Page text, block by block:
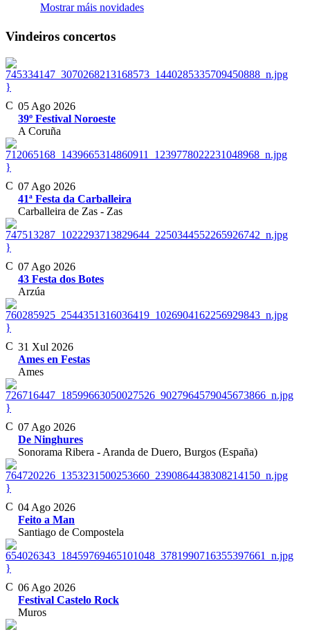
Mostrar máis novidades
Vindeiros concertos
}
05 Ago 2026
39º Festival Noroeste
A Coruña
}
07 Ago 2026
41ª Festa da Carballeira
Carballeira de Zas - Zas
}
07 Ago 2026
43 Festa dos Botes
Arzúa
}
31 Xul 2026
Ames en Festas
Ames
}
07 Ago 2026
De Ninghures
Sonorama Ribera - Aranda de Duero, Burgos (España)
}
04 Ago 2026
Feito a Man
Santiago de Compostela
}
06 Ago 2026
Festival Castelo Rock
Muros